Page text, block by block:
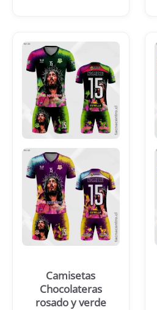
Camisetas
Chocolateras
rosado y verde